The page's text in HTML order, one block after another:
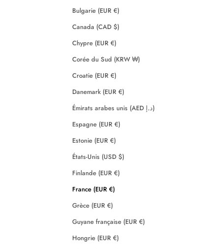
Bulgarie (EUR €)
Canada (CAD $)
Chypre (EUR €)
Corée du Sud (KRW ₩)
Croatie (EUR €)
Danemark (EUR €)
Émirats arabes unis (AED د.إ)
Espagne (EUR €)
Estonie (EUR €)
États-Unis (USD $)
Finlande (EUR €)
France (EUR €)
Grèce (EUR €)
Guyane française (EUR €)
Hongrie (EUR €)